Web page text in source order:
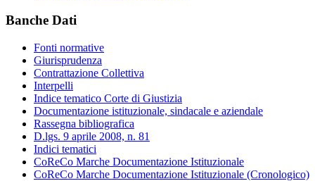
Banche Dati
Fonti normative
Giurisprudenza
Contrattazione Collettiva
Interpelli
Indice tematico Corte di Giustizia
Documentazione istituzionale, sindacale e aziendale
Rassegna bibliografica
D.lgs. 9 aprile 2008, n. 81
Indici tematici
CoReCo Marche Documentazione Istituzionale
CoReCo Marche Documentazione Istituzionale (Cronologico)